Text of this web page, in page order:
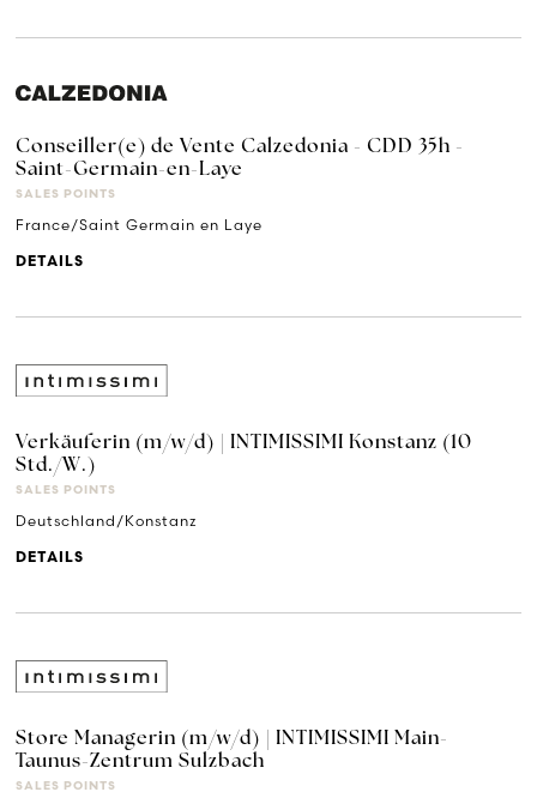
Conseiller(e) de Vente Calzedonia - CDD 35h -
Saint-Germain-en-Laye
SALES POINTS
France/Saint Germain en Laye
DETAILS
Verkäuferin (m/w/d) | INTIMISSIMI Konstanz (10
Std./W.)
SALES POINTS
Deutschland/Konstanz
DETAILS
Store Managerin (m/w/d) | INTIMISSIMI Main-
Taunus-Zentrum Sulzbach
SALES POINTS